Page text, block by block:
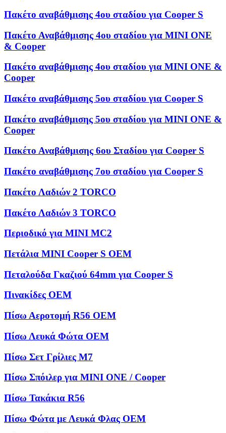
Πακέτο αναβάθμισης 4ου σταδίου για Cooper S
Πακέτο Αναβάθμισης 4ου σταδίου για MINI ONE
& Cooper
Πακέτο αναβάθμισης 4ου σταδίου για MINI ONE &
Cooper
Πακέτο αναβάθμισης 5ου σταδίου για Cooper S
Πακέτο αναβάθμισης 5ου σταδίου για MINI ONE &
Cooper
Πακέτο Αναβάθμισης 6ου Σταδίου για Cooper S
Πακέτο αναβάθμισης 7ου σταδίου για Cooper S
Πακέτο Λαδιών 2 TORCO
Πακέτο Λαδιών 3 TORCO
Περιοδικό για MINI MC2
Πετάλια MINI Cooper S OEM
Πεταλούδα Γκαζιού 64mm για Cooper S
Πινακίδες OEM
Πίσω Αεροτομή R56 OEM
Πίσω Λευκά Φώτα OEM
Πίσω Σετ Γρίλιες M7
Πίσω Σπόιλερ για MINI ONE / Cooper
Πίσω Τακάκια R56
Πίσω Φώτα με Λευκά Φλας OEM